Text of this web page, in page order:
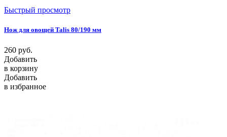
Быстрый просмотр
Нож для овощей Talis 80/190 мм
260 руб.
Добавить
в корзину
Добавить
в избранное